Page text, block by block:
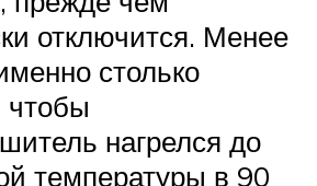
отключится. Менее
столько
чтобы
нагрелся до
температуры в 90